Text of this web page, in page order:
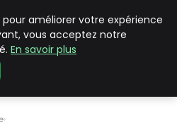
pour améliorer votre expérience
vous acceptez notre
En savoir plus